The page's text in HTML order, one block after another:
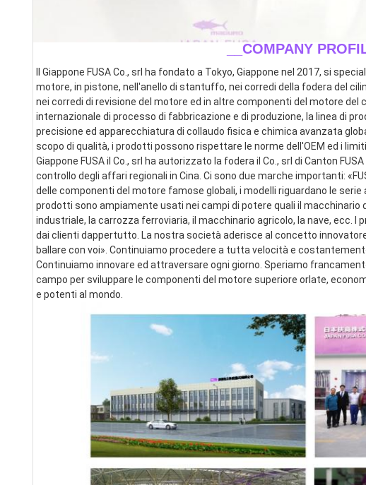
__COMPANY
Il Giappone FUSA Co., srl ha fondato a Tokyo, Giappone nel 2017, si
motore, in pistone, nell'anello di stantuffo, nei corredi della fodera del
nei corredi di revisione del motore ed in altre componenti del motore
internazionale di processo di fabbricazione e di produzione, la linea di
precisione ed apparecchiatura di collaudo fisica e chimica avanzata
scopo di qualità, i prodotti possono rispettare le norme dell'OEM ed i
Giappone FUSA il Co., srl ha autorizzato la fodera il Co., srl di Canton
controllo degli affari regionali in Cina. Ci sono due marche importanti:
delle componenti del motore famose globali, i modelli riguardano le serie
prodotti sono ampiamente usati nei campi di potere quali il macchinario
industriale, la carrozza ferroviaria, il macchinario agricolo, la nave, ecc.
dai clienti dappertutto. La nostra società aderisce al concetto
ballare con voi». Continuiamo procedere a tutta velocità e
Continuiamo innovare ed attraversare ogni giorno. Speriamo
campo per sviluppare le componenti del motore superiore orlate,
e potenti al mondo.